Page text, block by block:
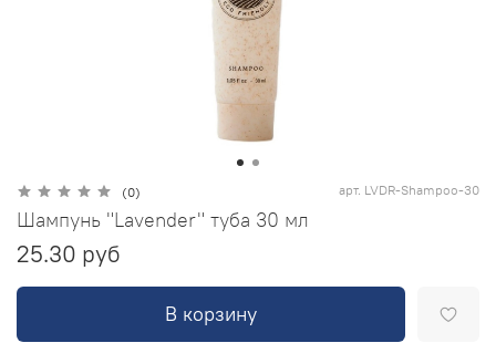
(0) арт. LVDR-Shampoo-30
Шампунь "Lavender" туба 30 мл
25.30 руб
В корзину